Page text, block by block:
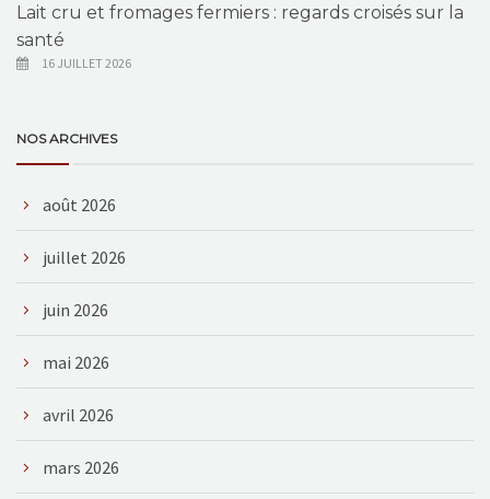
Lait cru et fromages fermiers : regards croisés sur la
santé
16 JUILLET 2026
NOS ARCHIVES
août 2026
juillet 2026
juin 2026
mai 2026
avril 2026
mars 2026